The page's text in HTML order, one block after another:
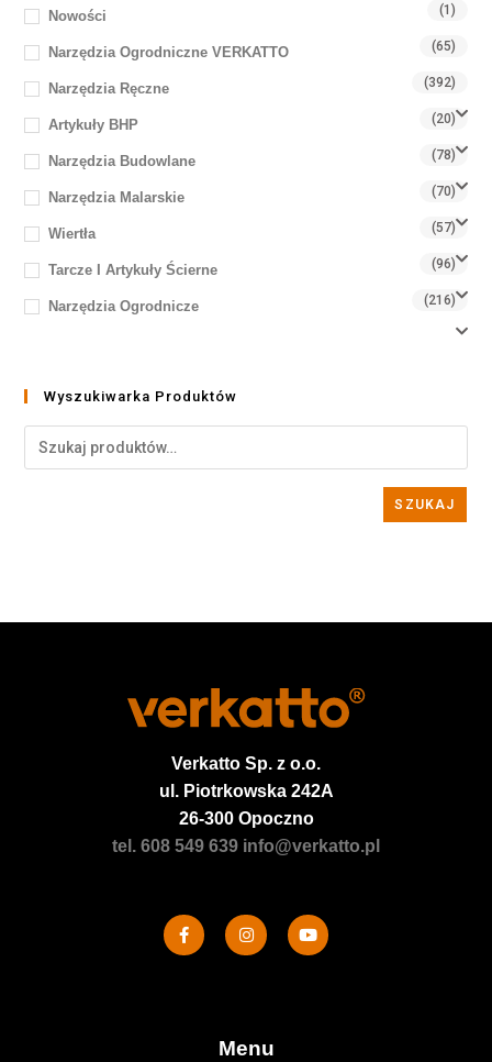
Nowości (1)
Narzędzia Ogrodniczne VERKATTO (65)
Narzędzia Ręczne (392)
Artykuły BHP (20)
Narzędzia Budowlane (78)
Narzędzia Malarskie (70)
Wiertła (57)
Tarcze I Artykuły Ścierne (96)
Narzędzia Ogrodnicze (216)
Wyszukiwarka Produktów
SZUKAJ
Verkatto Sp. z o.o.
ul. Piotrkowska 242A
26-300 Opoczno
tel. 608 549 639 info@verkatto.pl
Menu